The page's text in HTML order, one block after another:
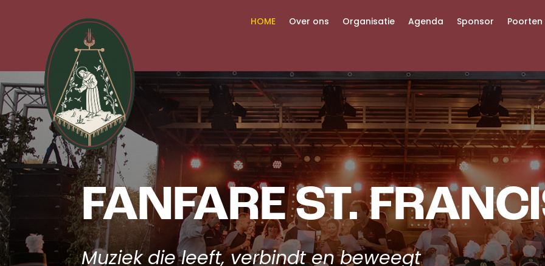
HOME Over ons Organisatie Agenda Sponsor
FANFARE ST.
Muziek die leeft, verbindt en beweegt